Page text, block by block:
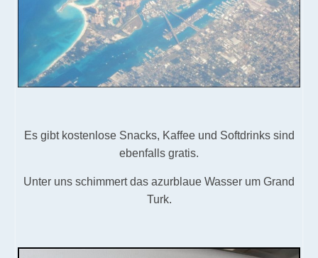
Es gibt kostenlose Snacks, Kaffee und Softdrinks sind
ebenfalls gratis.
Unter uns schimmert das azurblaue Wasser um Grand
Turk.